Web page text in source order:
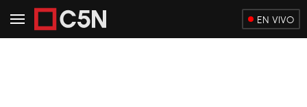
EN VIVO